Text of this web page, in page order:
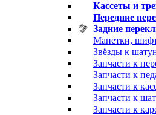
Кассеты и
Передние
Задние
Манетки,
Звёзды к
Запчасти к
Запчасти к
Запчасти к
Запчасти к
Запчасти к